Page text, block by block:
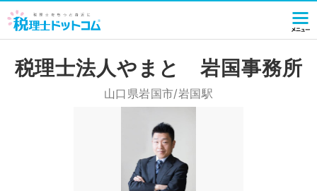
税理士法人やまと 岩国事務所
山口県岩国市/岩国駅